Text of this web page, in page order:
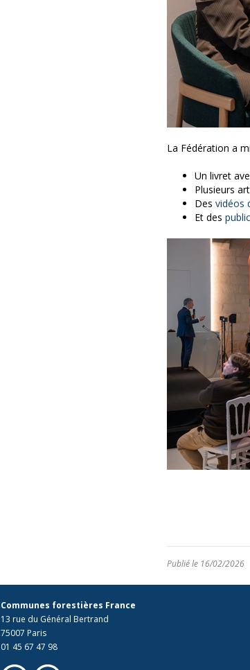
La Fédération a
Un livret
Plusieurs
Des vidéos
Et des
Publié le 16/02/2026
Communes forestières France
13 rue du Général Bertrand
75007 Paris
01 45 67 47 98